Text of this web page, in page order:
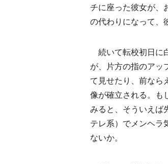
チに座った彼女が、
の代わりになって、
続いて転校初日に
が、片方の指のアッ
て見せたり、前なら
像が確立される。も
みると、そういえば
テレ系）でメンヘラ
ないか。